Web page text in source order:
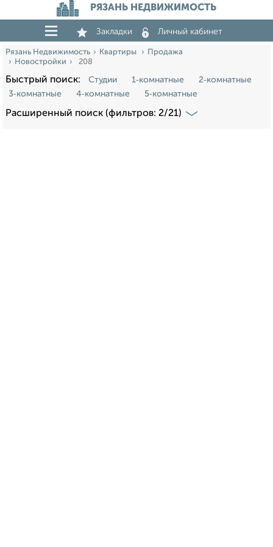
РЯЗАНЬ НЕДВИЖИМОСТЬ
Закладки Личный кабинет
Рязань Недвижимость Квартиры
Продажа
Новостройки
208
Быстрый поиск: Студии 1‑комнатные
2‑комнатные
3‑комнатные
4‑комнатные 5‑комнатные
Расширенный поиск (фильтров: 2/21)